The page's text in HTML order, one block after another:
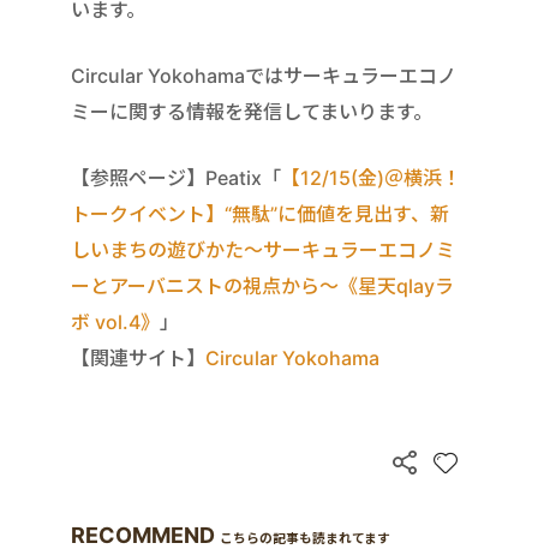
います。
Circular Yokohamaではサーキュラーエコノ
ミーに関する情報を発信してまいります。
【参照ページ】Peatix「 【12/15(金)＠横浜！
トークイベント】“無駄”に価値を見出す、新
しいまちの遊びかた〜サーキュラーエコノミ
ーとアーバニストの視点から〜《星天qlayラ
ボ vol.4》 」
【関連サイト】 Circular Yokohama
RECOMMEND こちらの記事も読まれてます